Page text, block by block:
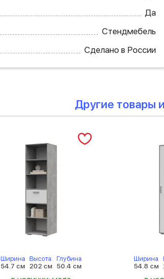
Да
Стендмебель
Сделано в России
Другие товары
Ширина
54.7 см
Высота
202 см
Глубина
50.4 см
Ширина
54.8 см